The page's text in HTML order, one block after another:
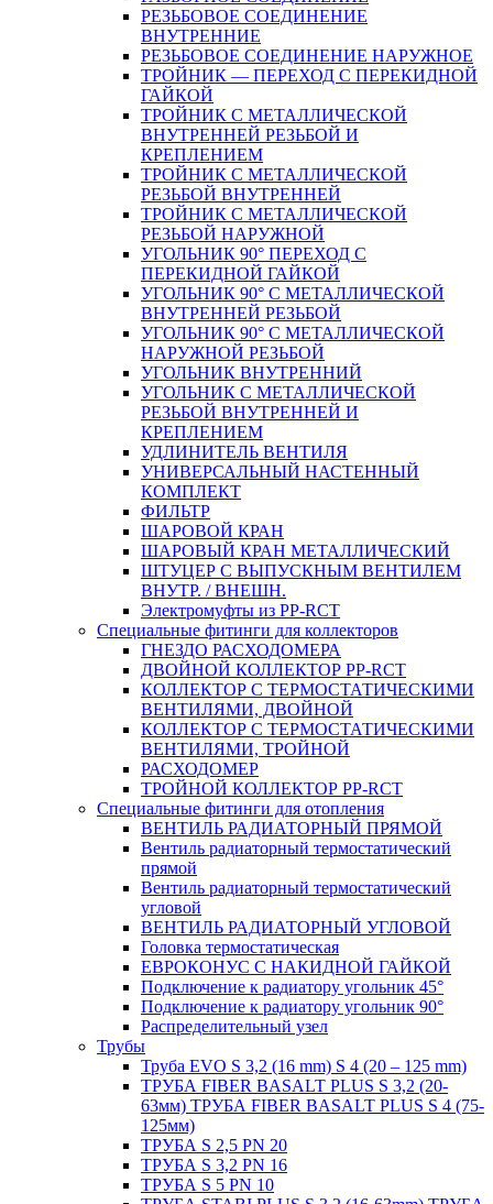
РЕЗЬБОВОЕ СОЕДИНЕНИЕ
ВНУТРЕННИЕ
РЕЗЬБОВОЕ СОЕДИНЕНИЕ НАРУЖНОЕ
ТРОЙНИК — ПЕРЕХОД С ПЕРЕКИДНОЙ
ГАЙКОЙ
ТРОЙНИК С МЕТАЛЛИЧЕСКОЙ
ВНУТРЕННЕЙ РЕЗЬБОЙ И
КРЕПЛЕНИЕМ
ТРОЙНИК С МЕТАЛЛИЧЕСКОЙ
РЕЗЬБОЙ ВНУТРЕННЕЙ
ТРОЙНИК С МЕТАЛЛИЧЕСКОЙ
РЕЗЬБОЙ НАРУЖНОЙ
УГОЛЬНИК 90° ПЕРЕХОД С
ПЕРЕКИДНОЙ ГАЙКОЙ
УГОЛЬНИК 90° С МЕТАЛЛИЧЕСКОЙ
ВНУТРЕННEЙ РЕЗЬБОЙ
УГОЛЬНИК 90° С МЕТАЛЛИЧЕСКОЙ
НАРУЖНОЙ РЕЗЬБОЙ
УГОЛЬНИК ВНУТРЕННИЙ
УГОЛЬНИК С МЕТАЛЛИЧЕСКОЙ
РЕЗЬБОЙ ВНУТРЕННЕЙ И
КРЕПЛЕНИЕМ
УДЛИНИТЕЛЬ ВЕНТИЛЯ
УНИВЕРСАЛЬНЫЙ НАСТЕННЫЙ
КОМПЛЕКТ
ФИЛЬТР
ШАРОВОЙ КРАН
ШАРОВЫЙ КРАН МЕТАЛЛИЧЕСКИЙ
ШТУЦЕР С ВЫПУСКНЫМ ВЕНТИЛЕМ
ВНУТР. / ВНЕШН.
Электромуфты из PP-RCT
Специальные фитинги для коллекторов
ГНЕЗДО РАСХОДОМЕРА
ДВОЙНОЙ КОЛЛЕКТОР PP-RCT
КОЛЛЕКТОР С ТЕРМОСТАТИЧЕСКИМИ
ВЕНТИЛЯМИ, ДВОЙНОЙ
КОЛЛЕКТОР С ТЕРМОСТАТИЧЕСКИМИ
ВЕНТИЛЯМИ, ТРОЙНОЙ
РАСХОДОМЕР
ТРОЙНОЙ КОЛЛЕКТОР PP-RCT
Специальные фитинги для отопления
ВЕНТИЛЬ РАДИАТОРНЫЙ ПРЯМОЙ
Вентиль радиаторный термостатический
прямой
Вентиль радиаторный термостатический
угловой
ВЕНТИЛЬ РАДИАТОРНЫЙ УГЛОВОЙ
Головка термостатическая
ЕВРОКОНУС С НАКИДНОЙ ГАЙКОЙ
Подключение к радиатору угольник 45°
Подключение к радиатору угольник 90°
Распределительный узел
Трубы
Труба EVO S 3,2 (16 mm) S 4 (20 – 125 mm)
ТРУБА FIBER BASALT PLUS S 3,2 (20-
63мм) ТРУБА FIBER BASALT PLUS S 4 (75-
125мм)
ТРУБА S 2,5 PN 20
ТРУБА S 3,2 PN 16
ТРУБА S 5 PN 10